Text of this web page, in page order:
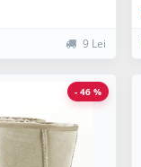
9 Lei
- 46 %